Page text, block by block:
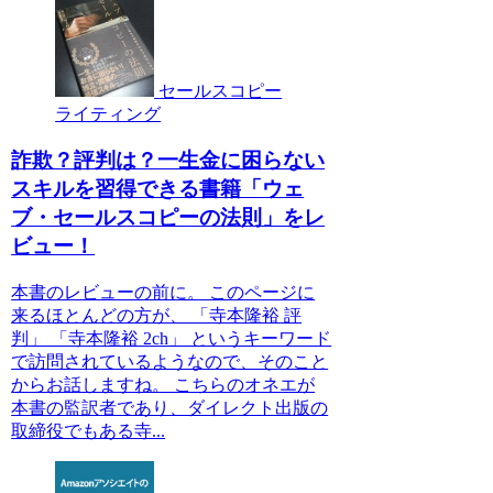
セールスコピー
ライティング
詐欺？評判は？一生金に困らない
スキルを習得できる書籍「ウェ
ブ・セールスコピーの法則」をレ
ビュー！
本書のレビューの前に。 このページに
来るほとんどの方が、 「寺本隆裕 評
判」 「寺本隆裕 2ch」 というキーワード
で訪問されているようなので、そのこと
からお話しますね。 こちらのオネエが
本書の監訳者であり、ダイレクト出版の
取締役でもある寺...